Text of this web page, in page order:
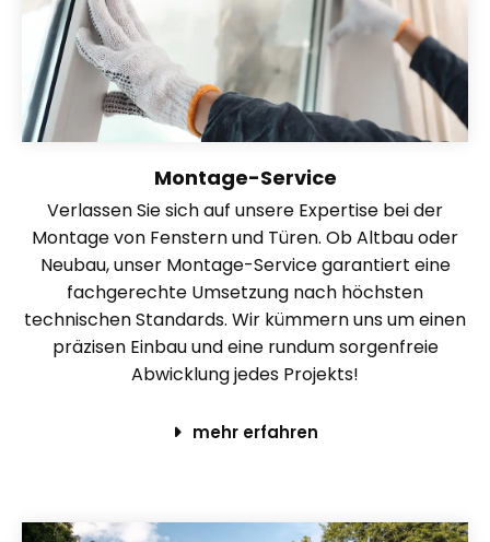
Montage-Service
Verlassen Sie sich auf unsere Expertise bei der
Montage von Fenstern und Türen. Ob Altbau oder
Neubau, unser Montage-Service garantiert eine
fachgerechte Umsetzung nach höchsten
technischen Standards. Wir kümmern uns um einen
präzisen Einbau und eine rundum sorgenfreie
Abwicklung jedes Projekts!
mehr erfahren